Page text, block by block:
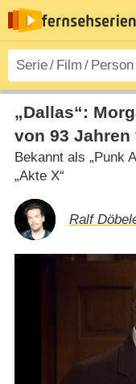
„Dallas“:
von 93
Bekannt als „Punk
„Akte X“
Ralf